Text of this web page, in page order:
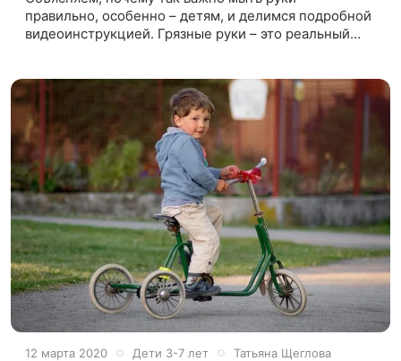
правильно, особенно – детям, и делимся подробной
видеоинструкцией. Грязные руки – это реальный
12 марта 2020 Дети 3-7 лет Татьяна Щеглова